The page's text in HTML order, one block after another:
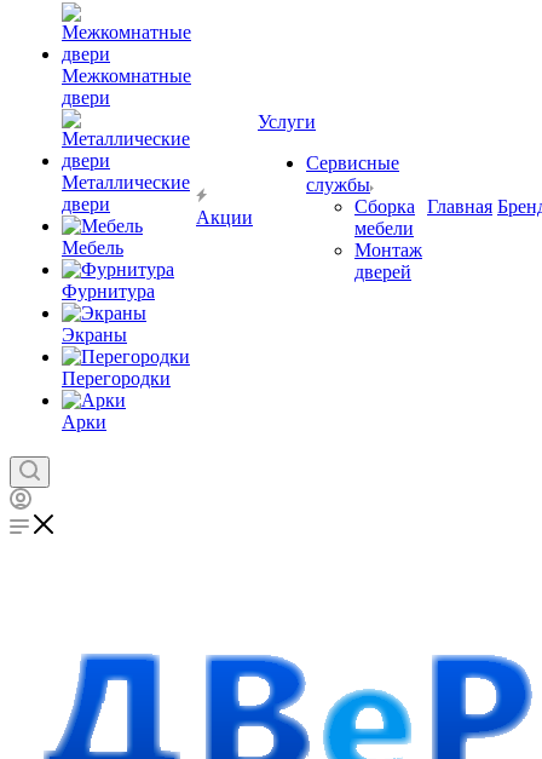
Межкомнатные
двери
Металлические
двери
Мебель
Фурнитура
Экраны
Перегородки
Арки
Акции
Услуги
Сервисные
службы
Сборка
мебели
Монтаж
дверей
Главная